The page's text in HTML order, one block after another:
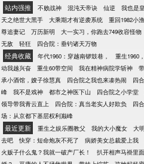
站内强推 不败战神 混沌天帝诀 仙逆 我也是
天之绝世大黑手
大乘期才有逆袭系统 重回1982小
尊追妻记
万历新明 大一实习，你跑去749收容怪物
无敌
轻狂 四合院：垂钓诸天万物
经典收藏 年代1960：穿越南锣鼓巷， 重生1960
动我越兴奋
重生60带空间 我在精神病院学斩神
承小酒馆，嫂子徐慧真
四合院之我也来凑热闹 四
峰
我不是戏神 都市之神医下山 四合院之小学堂
领导带我青云直上
四合院：真当老实人好欺负 四
场：从京都下基层权利巅峰
最近更新 重生之娱乐圈教父 我的大小魔女 大
去吧
快穿：短命炮灰不死了 病娇美女总裁爱上我
火贩子什么鬼？我就一破产厂长！
扒开相声马褂里